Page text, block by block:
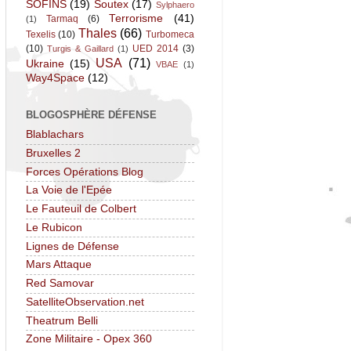
SOFINS (19) Soutex (17) Sylphaero
(1)
Tarmaq (6) Terrorisme (41)
Texelis (10) Thales (66) Turbomeca
(10) Turgis & Gaillard (1) UED 2014 (3)
Ukraine (15) USA (71) VBAE (1)
Way4Space (12)
BLOGOSPHÈRE DÉFENSE
Blablachars
Bruxelles 2
Forces Opérations Blog
La Voie de l'Epée
Le Fauteuil de Colbert
Le Rubicon
Lignes de Défense
Mars Attaque
Red Samovar
SatelliteObservation.net
Theatrum Belli
Zone Militaire - Opex 360